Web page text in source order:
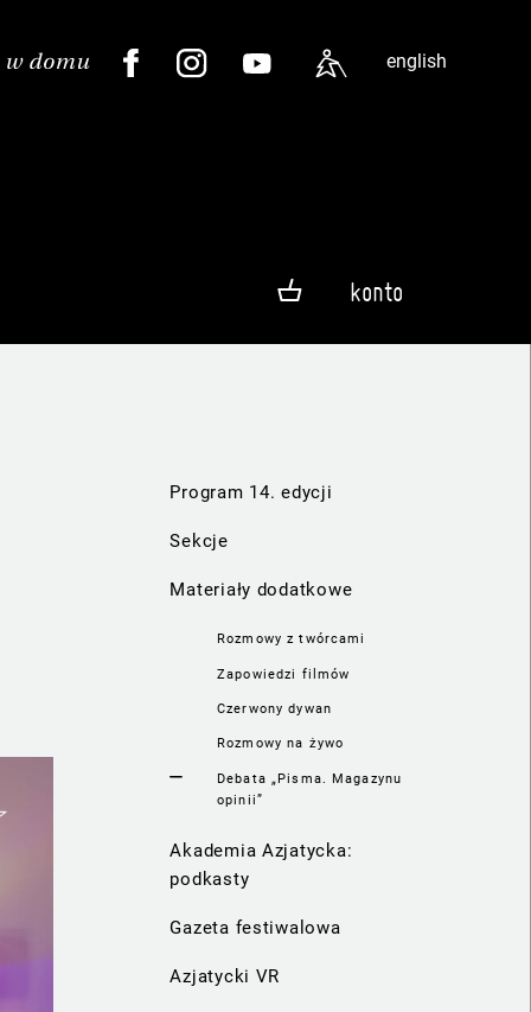
english
konto
Program 14. edycji
Sekcje
Materiały dodatkowe
Rozmowy z twórcami
Zapowiedzi filmów
Czerwony dywan
Rozmowy na żywo
Debata „Pisma. Magazynu
opinii”
Akademia Azjatycka:
podkasty
Gazeta festiwalowa
Azjatycki VR